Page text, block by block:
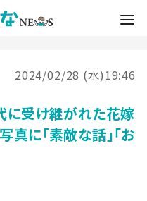
2024/02/28 (水)19:46
に受け継がれた花嫁
に「素敵な話」「お